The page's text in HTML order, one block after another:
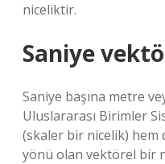
niceliktir.
Saniye
Saniye başına metre
Uluslararası Birimler
(skaler bir nicelik) hem
yönü olan vektörel bir